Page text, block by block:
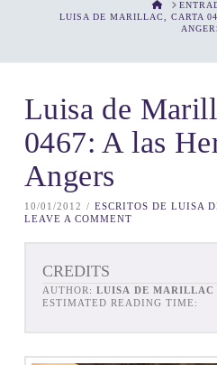
HOME
LUISA DE MARILLAC, CARTA
Luisa de
0467: A las
Angers
10/01/2012
ESCRITOS DE LUISA
LEAVE A COMMENT
CREDITS
AUTHOR: LUISA DE MARILLAC
ESTIMATED READING TIME: